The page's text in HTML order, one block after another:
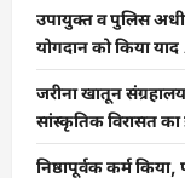
उपायुक्त व पुलिस
योगदान को किया याद
जरीना खातून
सांस्कृतिक विरासत का
निष्ठापूर्वक कर्म